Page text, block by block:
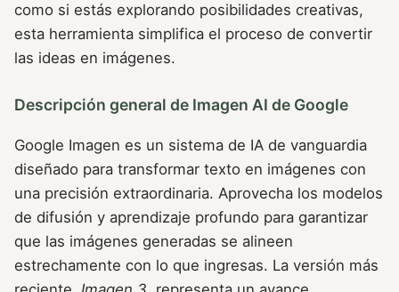
como si estás explorando posibilidades creativas,
esta herramienta simplifica el proceso de convertir
las ideas en imágenes.
Descripción general de Imagen AI de Google
Google Imagen es un sistema de IA de vanguardia
diseñado para transformar texto en imágenes con
una precisión extraordinaria. Aprovecha los modelos
de difusión y aprendizaje profundo para garantizar
que las imágenes generadas se alineen
estrechamente con lo que ingresas. La versión más